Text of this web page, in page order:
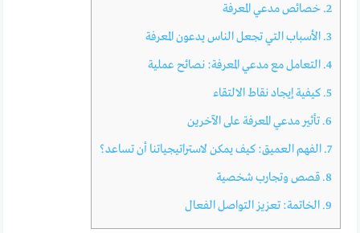
2. خصائص مدعي المعرفة
3. الأسباب التي تجعل الناس يدعون المعرفة
4. التعامل مع مدعي المعرفة: نصائح عملية
5. كيفية إيجاد نقاط الالتقاء
6. تأثير مدعي المعرفة على الآخرين
7. الفهم العميق: كيف يمكن لاستراتيجياتنا أن تساعد؟
8. قصص وتجارب شخصية
9. الخاتمة: تعزيز التواصل الفعال